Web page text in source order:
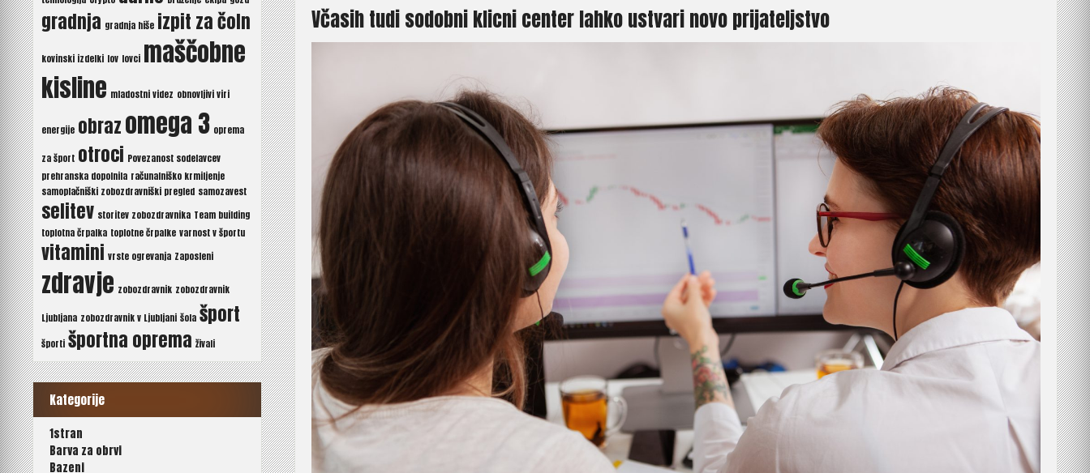
Včasih tudi sodobni klicni center lahko ustvari novo prijateljstvo
gradnja gradnja hiše izpit za čoln
kovinski izdelki lov lovci maščobne
kisline mladostni videz obnovljivi viri
energije obrazomega 3 oprema
za šport otroci Povezanost sodelavcev
prehranska dopolnila računalniško krmiljenje
samoplačniški zobozdravniški pregled samozavest
selitev storitev zobozdravnika Team building
toplotna črpalka toplotne črpalke varnost v športu
vitamini vrste ogrevanja Zaposleni
zdravje zobozdravnik zobozdravnik
Ljubljana zobozdravnik v Ljubljani šola šport
športi športna oprema živali
Kategorije
1stran
Barva za obrvi
Bazeni